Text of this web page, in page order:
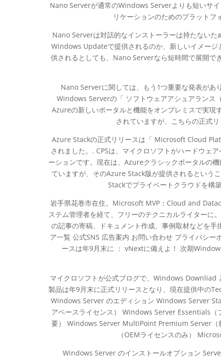
Nano Serverが通常のWindows Serverよりも短いサ
リケーションのためのプラット
Nano Serverは対話的なインストーラーは持たない
Windows Updateで提供されるのか、新しいイメー
供されるとしても、Nano Serverなら短時間で展開
Nano Serverに関しては、もう1つ重要な発表が
Windows Serverの「 ソフトウェアアシュアランス
Azureの新しいポータルと機能をオンプレミスで実
されていますが、こちらの正式
Azure Stackの正式リリースは「 Microsoft Cloud
されました。. CPSは、マイクロソフトがハードウェ
ーションです。現在は、Azureクラシックポータルの
ていますが、そのAzure Stack版が提供されるという
Stackでプライベートクラウドを構
岩手県花巻市在住。Microsoft MVP：Cloud and
ステム管理者を経て、フリーのテクニカルライターに
の記事の寄稿、ドキュメント作成、事例取材などを
ア一覧 公式SNS 広告案内 お問い合わせ プライバシ
ースは年9月末に ： vNextに備えよ！ 次期
マイクロソフトが公式ブログで、Windows Downliad
製品は年9月末に正式リリースとなり、現在提供中の
Windows Server のエディション Windows Server
アベースライセンス） Windows Server Essentials（
要） Windows Server MultiPoint Premium Server（
（OEMライセンスのみ）
Windows Server のインストールオプション